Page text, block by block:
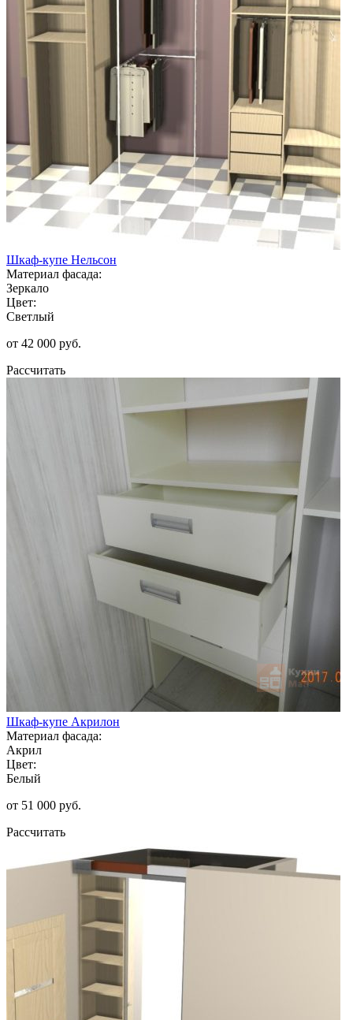
Шкаф-купе Нельсон
Материал фасада:
Зеркало
Цвет:
Светлый
от 42 000 руб.
Рассчитать
Шкаф-купе Акрилон
Материал фасада:
Акрил
Цвет:
Белый
от 51 000 руб.
Рассчитать